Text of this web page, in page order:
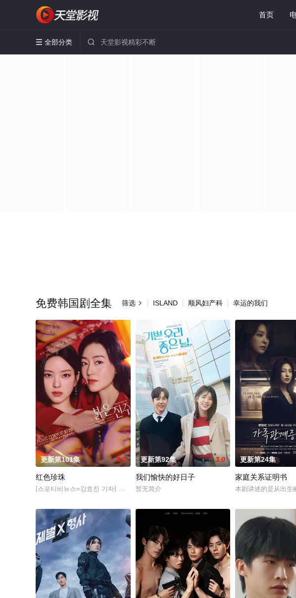
首页
 全部分类 
免费韩国剧全集 筛选  ISLAND 顺风妇产科 幸运的我们
更新第101集 3.0
红色珍珠
[스포티비뉴스=강효진 기자] 배우 박진희가 본격 컴백 활동에 나선다. 7일 스포티비뉴스
更新第92集 3.0
我们愉快的好日子
暂无简介
更新第24集
家庭关系证明书
本剧讲述的是从出生